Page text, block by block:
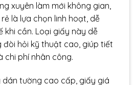
xuyên làm mới không gian,
là lựa chọn linh hoạt, dễ
cần. Loại giấy này dễ
đòi hỏi kỹ thuật cao, giúp tiết
chi phí nhân công.
dán tường cao cấp, giấy giá